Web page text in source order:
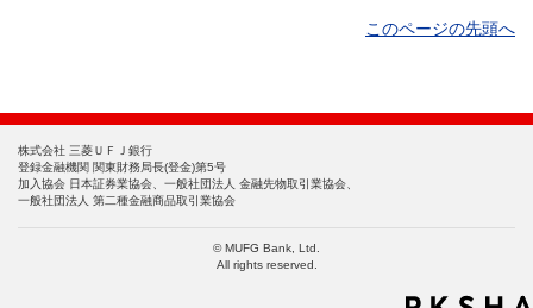
このページの先頭へ
株式会社 三菱ＵＦＪ銀行
登録金融機関 関東財務局長(登金)第5号
加入協会 日本証券業協会、一般社団法人 金融先物取引業協会、
一般社団法人 第二種金融商品取引業協会
© MUFG Bank, Ltd.
All rights reserved.